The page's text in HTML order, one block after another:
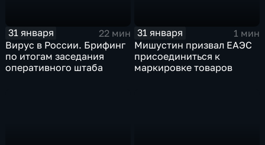
31 января
22 мин
Вирус в России. Брифинг
по итогам заседания
оперативного штаба
31 января
1 мин
Мишустин призвал ЕАЭС
присоединиться к
маркировке товаров